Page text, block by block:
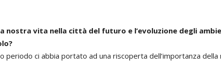
nostra vita nella città del futuro e l’evoluzione degli
periodo ci abbia portato ad una riscoperta dell’importanza della